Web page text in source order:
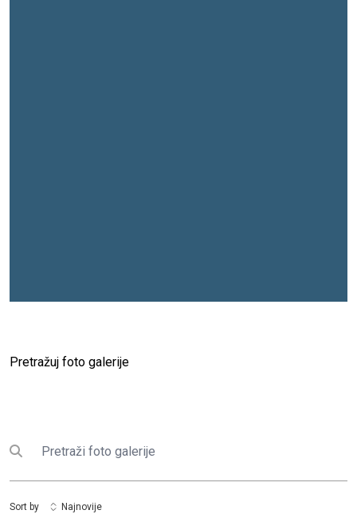
Pretražuj foto galerije
Submit search
Pretraga
Sort by Najnovije